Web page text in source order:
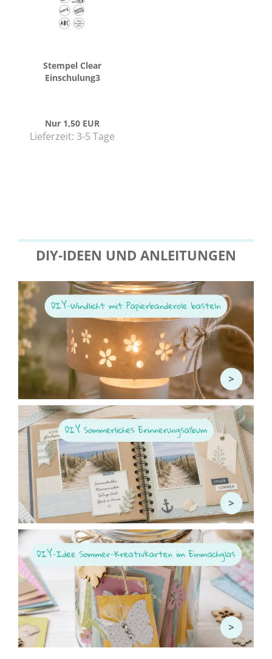
Stem­pel Clear
Einschulung3
Nur 1,50 EUR
Lieferzeit: 3-5 Tage
DIY-IDEEN UND ANLEITUNGEN